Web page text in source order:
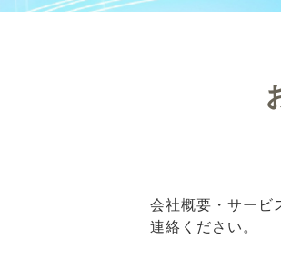
会社概要・サービ
連絡ください。